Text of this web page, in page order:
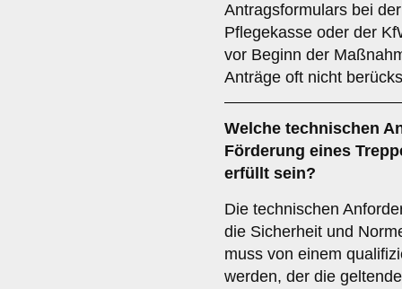
Antragsformulars bei
Pflegekasse oder der
vor Beginn der
Anträge oft nicht
Welche technischen
Förderung eines
erfüllt sein?
Die technischen
die Sicherheit und
muss von einem
werden, der die